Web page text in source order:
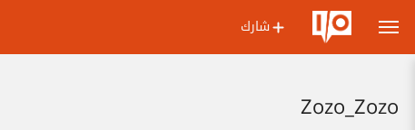
شارك
Zozo_Zozo